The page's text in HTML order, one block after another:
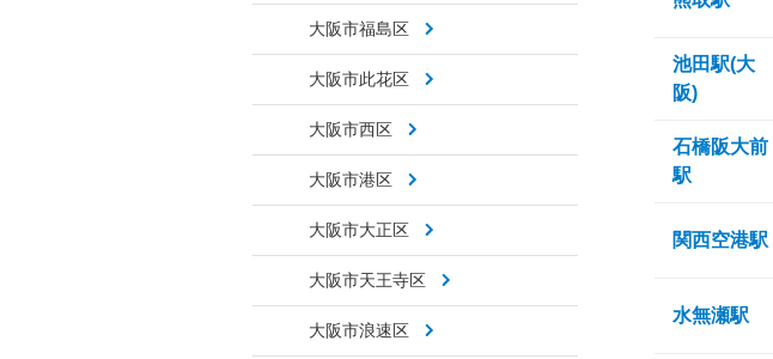
大阪市福島区
大阪市此花区
大阪市西区
大阪市港区
大阪市大正区
大阪市天王寺区
大阪市浪速区
池田駅(大
阪)
石橋阪大前
駅
関西空港駅
水無瀬駅